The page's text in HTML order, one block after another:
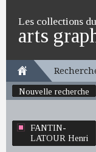
Les collections
arts
Nouvelle recherche
FANTIN-
LATOUR Henri